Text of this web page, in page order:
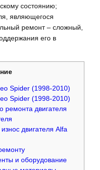
состоянию;
являющегося
ремонт – сложный,
его в
Spider (1998-2010)
Spider (1998-2010)
ремонта двигателя
двигателя Alfa
и оборудование